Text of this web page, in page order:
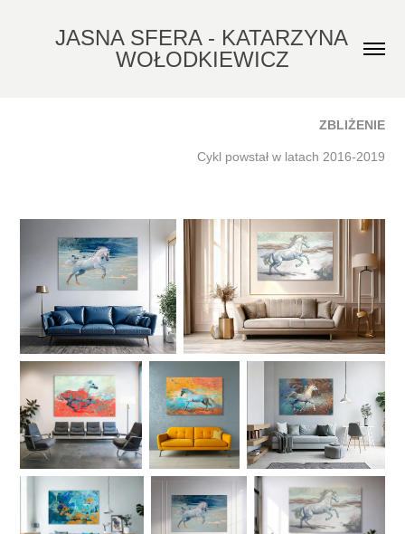
JASNA SFERA - KATARZYNA
WOŁODKIEWICZ
ZBLIŻENIE
Cykl powstał w latach 2016-2019